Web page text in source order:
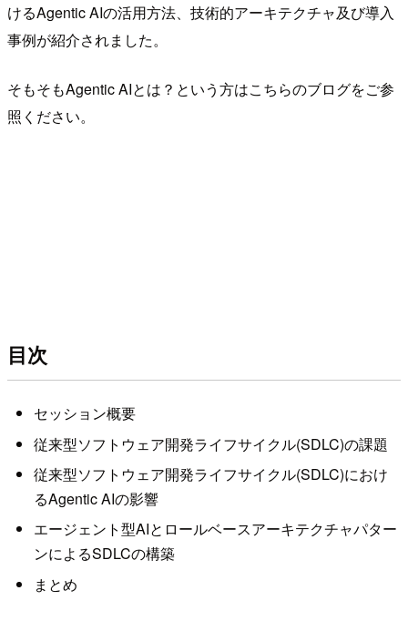
けるAgentic AIの活用方法、技術的アーキテクチャ及び導入
事例が紹介されました。
そもそもAgentic AIとは？という方はこちらのブログをご参
照ください。
目次
セッション概要
従来型ソフトウェア開発ライフサイクル(SDLC)の課題
従来型ソフトウェア開発ライフサイクル(SDLC)におけ
るAgentic AIの影響
エージェント型AIとロールベースアーキテクチャパター
ンによるSDLCの構築
まとめ